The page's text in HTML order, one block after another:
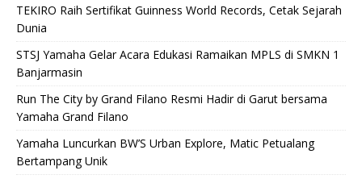
TEKIRO Raih Sertifikat Guinness World Records, Cetak Sejarah
Dunia
STSJ Yamaha Gelar Acara Edukasi Ramaikan MPLS di SMKN 1
Banjarmasin
Run The City by Grand Filano Resmi Hadir di Garut bersama
Yamaha Grand Filano
Yamaha Luncurkan BW’S Urban Explore, Matic Petualang
Bertampang Unik